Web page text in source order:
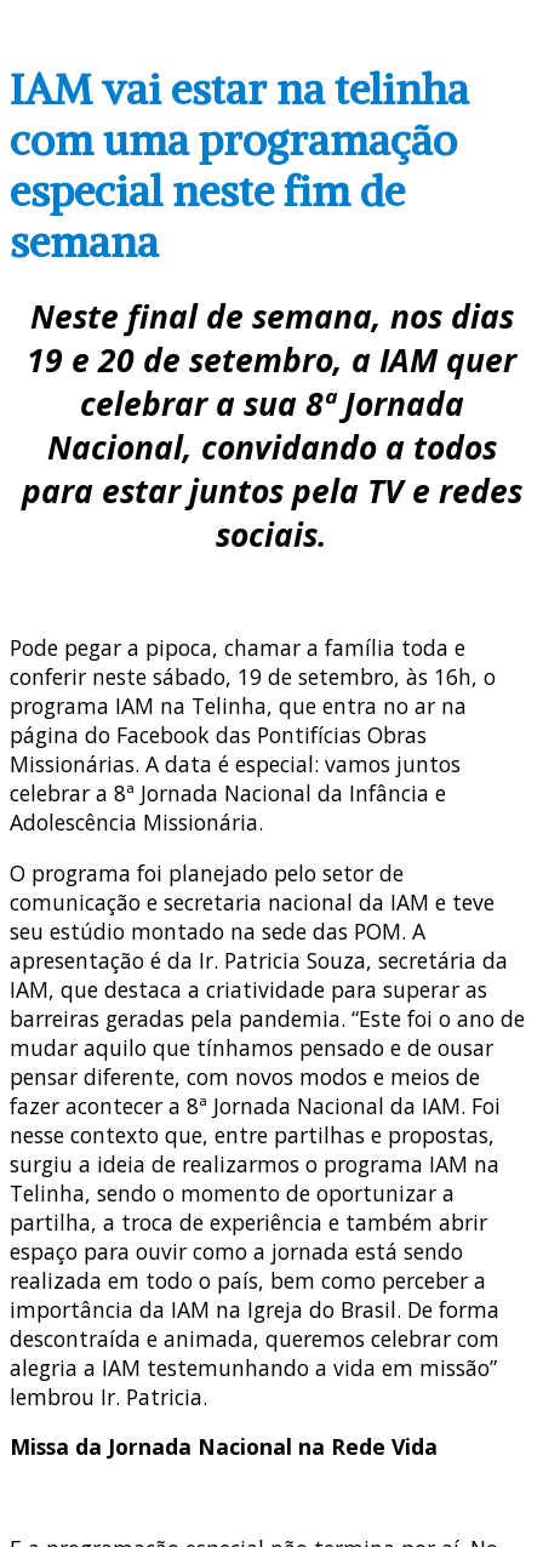
IAM vai estar na telinha
com uma programação
especial neste fim de
semana
Neste final de semana, nos dias
19 e 20 de setembro, a IAM quer
celebrar a sua 8ª Jornada
Nacional, convidando a todos
para estar juntos pela TV e redes
sociais.
Pode pegar a pipoca, chamar a família toda e
conferir neste sábado, 19 de setembro, às 16h, o
programa IAM na Telinha, que entra no ar na
página do Facebook das Pontifícias Obras
Missionárias. A data é especial: vamos juntos
celebrar a 8ª Jornada Nacional da Infância e
Adolescência Missionária.
O programa foi planejado pelo setor de
comunicação e secretaria nacional da IAM e teve
seu estúdio montado na sede das POM. A
apresentação é da Ir. Patricia Souza, secretária da
IAM, que destaca a criatividade para superar as
barreiras geradas pela pandemia. “Este foi o ano de
mudar aquilo que tínhamos pensado e de ousar
pensar diferente, com novos modos e meios de
fazer acontecer a 8ª Jornada Nacional da IAM. Foi
nesse contexto que, entre partilhas e propostas,
surgiu a ideia de realizarmos o programa IAM na
Telinha, sendo o momento de oportunizar a
partilha, a troca de experiência e também abrir
espaço para ouvir como a jornada está sendo
realizada em todo o país, bem como perceber a
importância da IAM na Igreja do Brasil. De forma
descontraída e animada, queremos celebrar com
alegria a IAM testemunhando a vida em missão”
lembrou Ir. Patricia.
Missa da Jornada Nacional na Rede Vida